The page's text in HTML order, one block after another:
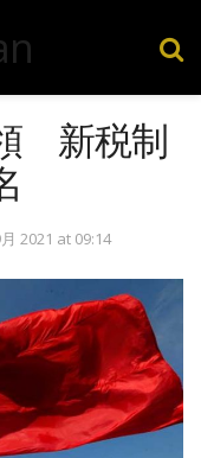
新税制
2021 at 09:14